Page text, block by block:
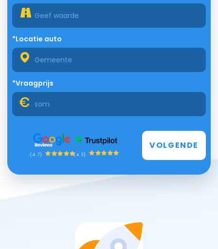
*Locatie auto
*Vraagprijs
(4.7) (4.3)
VOLGENDE